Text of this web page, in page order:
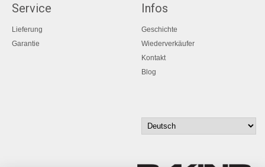
Service
Lieferung
Garantie
Infos
Geschichte
Wiederverkäufer
Kontakt
Blog